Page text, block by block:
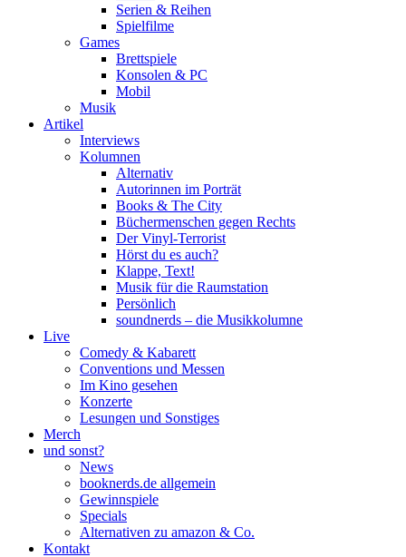
Serien & Reihen
Spielfilme
Games
Brettspiele
Konsolen & PC
Mobil
Musik
Artikel
Interviews
Kolumnen
Alternativ
Autorinnen im Porträt
Books & The City
Büchermenschen gegen Rechts
Der Vinyl-Terrorist
Hörst du es auch?
Klappe, Text!
Musik für die Raumstation
Persönlich
soundnerds – die Musikkolumne
Live
Comedy & Kabarett
Conventions und Messen
Im Kino gesehen
Konzerte
Lesungen und Sonstiges
Merch
und sonst?
News
booknerds.de allgemein
Gewinnspiele
Specials
Alternativen zu amazon & Co.
Kontakt